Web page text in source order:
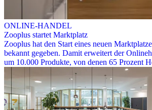
ONLINE-HANDEL
Zooplus startet Marktplatz
Zooplus hat den Start eines neuen
bekannt gegeben. Damit erweitert der
um 10.000 Produkte, von denen 65 Prozent